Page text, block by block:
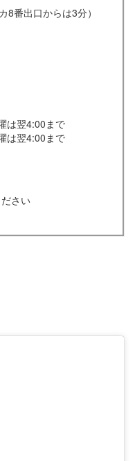
8番出口からは3分）
は翌4:00まで
は翌4:00まで
さい